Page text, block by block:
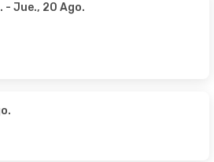
- Jue., 20 Ago.